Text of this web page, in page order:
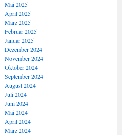
Mai 2025
April 2025
März 2025
Februar 2025
Januar 2025
Dezember 2024
November 2024
Oktober 2024
September 2024
August 2024
Juli 2024
Juni 2024
Mai 2024
April 2024
März 2024